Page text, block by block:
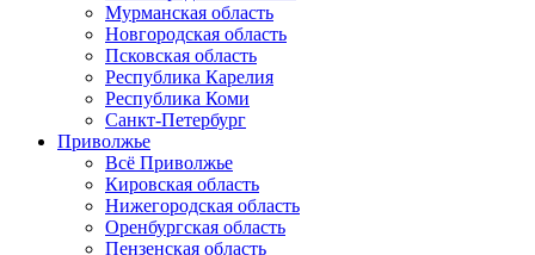
Мурманская область
Новгородская область
Псковская область
Республика Карелия
Республика Коми
Санкт-Петербург
Приволжье
Всё Приволжье
Кировская область
Нижегородская область
Оренбургская область
Пензенская область